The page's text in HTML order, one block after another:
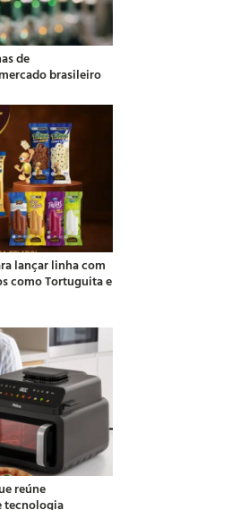
de
brasileiro
lançar linha com
como Tortuguita e
reúne
tecnologia